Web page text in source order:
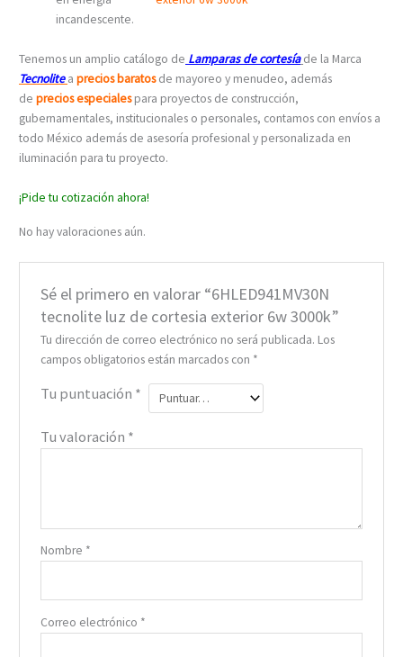
incandescente.
Tenemos un amplio catálogo de Lamparas de cortesía de la Marca
Tecnoliteaprecios baratosde mayoreo y menudeo, además
de precios especialespara proyectos de construcción,
gubernamentales, institucionales o personales, contamos con envíos a
todo México además de asesoría profesional y personalizada en
iluminación para tu proyecto.
¡Pide tu cotización ahora!
No hay valoraciones aún.
Sé el primero en valorar “6HLED941MV30N
tecnolite luz de cortesia exterior 6w 3000k”
Tu dirección de correo electrónico no será publicada. Los
campos obligatorios están marcados con *
Tu puntuación *
Tu valoración *
Nombre *
Correo electrónico *